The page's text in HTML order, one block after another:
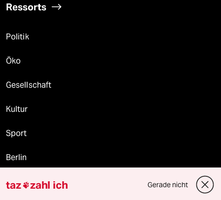
Ressorts
Politik
Öko
Gesellschaft
Kultur
Sport
Berlin
Nord
taz zahl ich Gerade nicht